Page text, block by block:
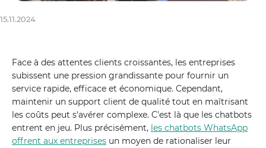
15.11.2024
Face à des attentes clients croissantes, les entreprises
subissent une pression grandissante pour fournir un
service rapide, efficace et économique. Cependant,
maintenir un support client de qualité tout en maîtrisant
les coûts peut s'avérer complexe. C'est là que les chatbots
entrent en jeu. Plus précisément, les chatbots WhatsApp
offrent aux entreprises un moyen de rationaliser leur